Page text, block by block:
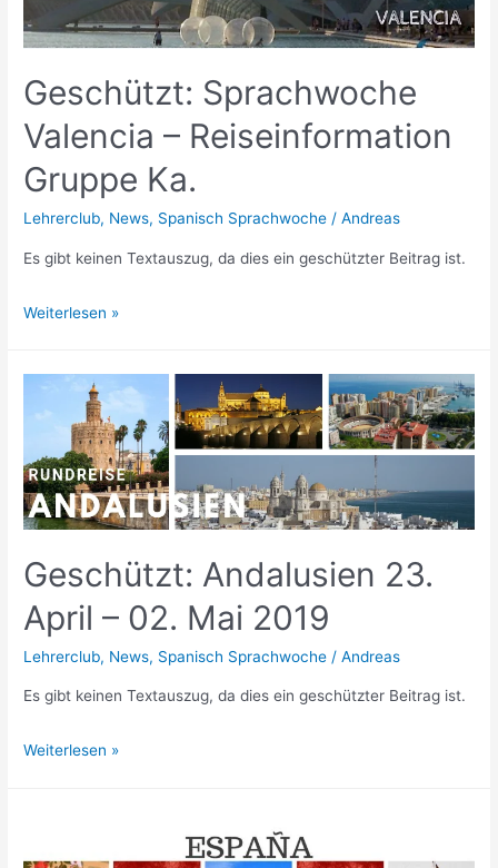
Geschützt: Sprachwoche
Valencia – Reiseinformation
Gruppe Ka.
Lehrerclub, News, Spanisch Sprachwoche /Andreas
Es gibt keinen Textauszug, da dies ein geschützter Beitrag ist.
Geschützt:
Reiseinformation
Gruppe
Ka.
Weiterlesen »
Geschützt: Andalusien 23.
April – 02. Mai 2019
Lehrerclub, News, Spanisch Sprachwoche /Andreas
Es gibt keinen Textauszug, da dies ein geschützter Beitrag ist.
Geschützt:
–
Weiterlesen »